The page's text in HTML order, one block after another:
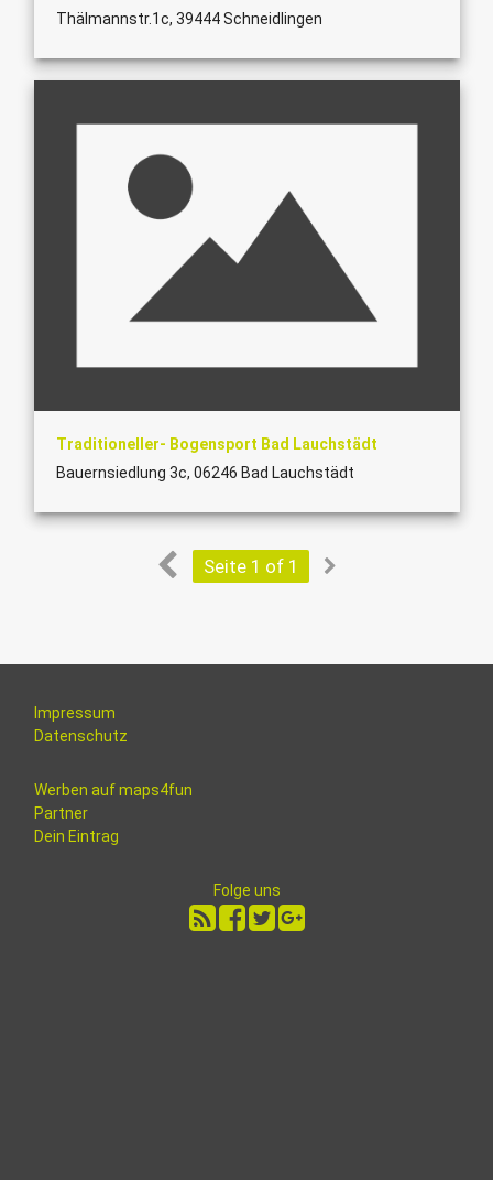
Thälmannstr.1c, 39444 Schneidlingen
Traditioneller- Bogensport Bad Lauchstädt
Bauernsiedlung 3c, 06246 Bad Lauchstädt
Seite 1 of 1
Impressum
Datenschutz
Werben auf maps4fun
Partner
Dein Eintrag
Folge uns